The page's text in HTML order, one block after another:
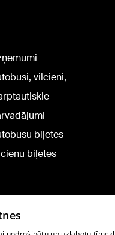
vilcieni,
biļetes
biļetes